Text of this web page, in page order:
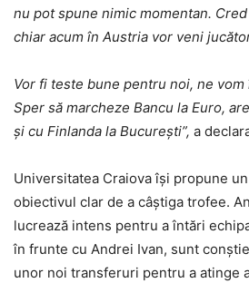
nu pot spune nimic momentan.
chiar acum în Austria vor veni
Vor fi teste bune pentru noi, ne
Sper să marcheze Bancu la Euro,
şi cu Finlanda la Bucureşti”, a
Universitatea Craiova își propune
obiectivul clar de a câștiga trofee.
lucrează intens pentru a întări
în frunte cu Andrei Ivan, sunt
unor noi transferuri pentru a atinge